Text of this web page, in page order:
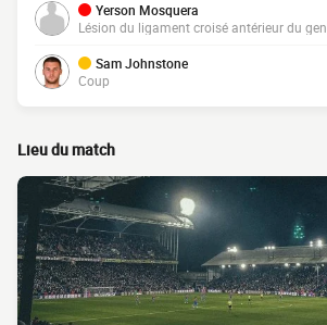
Yerson Mosquera
Lésion du ligament croisé antérieur du
Sam Johnstone
Coup
Lieu du match